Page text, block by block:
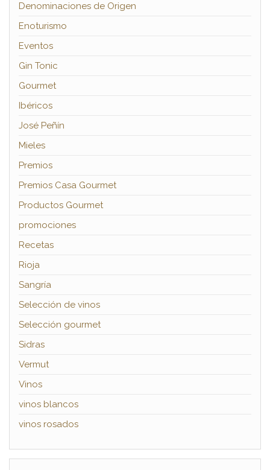
Denominaciones de Origen
Enoturismo
Eventos
Gin Tonic
Gourmet
Ibéricos
José Peñín
Mieles
Premios
Premios Casa Gourmet
Productos Gourmet
promociones
Recetas
Rioja
Sangría
Selección de vinos
Selección gourmet
Sidras
Vermut
Vinos
vinos blancos
vinos rosados